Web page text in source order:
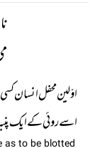
اوّلین محفل انسان
اسے روئی کے ایک
as to be blotted